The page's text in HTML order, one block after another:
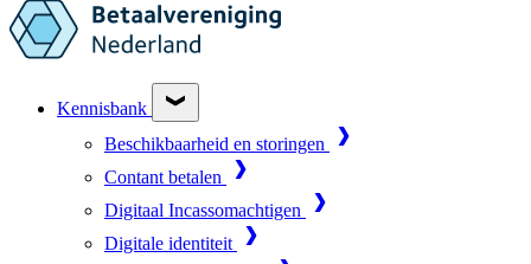
Kennisbank
Beschikbaarheid en storingen
Contant betalen
Digitaal Incassomachtigen
Digitale identiteit